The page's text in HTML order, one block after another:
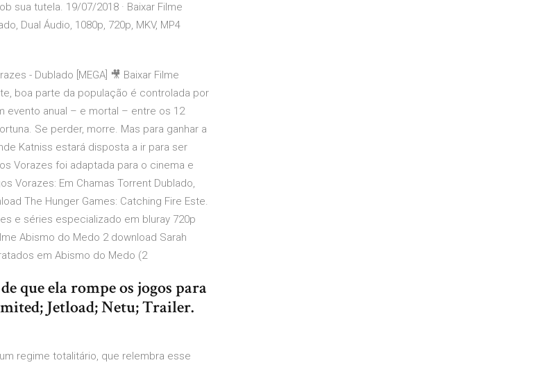
sua tutela. 19/07/2018 · Baixar Filme
Dual Áudio, 1080p, 720p, MKV, MP4
- Dublado [MEGA] 🎥 Baixar Filme
boa parte da população é controlada por
evento anual – e mortal – entre os 12
Se perder, morre. Mas para ganhar a
Katniss estará disposta a ir para ser
Vorazes foi adaptada para o cinema e
Vorazes: Em Chamas Torrent Dublado,
The Hunger Games: Catching Fire Este.
e séries especializado em bluray 720p
Abismo do Medo 2 download Sarah
em Abismo do Medo (2
que ela rompe os jogos para
Jetload; Netu; Trailer.
regime totalitário, que relembra esse